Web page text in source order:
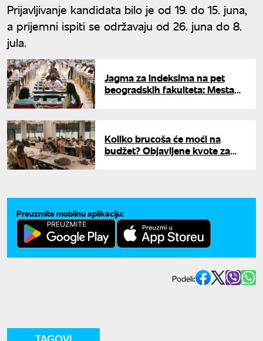
Prijavljivanje kandidata bilo je od 19. do 15. juna,
a prijemni ispiti se održavaju od 26. juna do 8.
jula.
Jagma za indeksima na pet
beogradskih fakulteta: Mesta
Koliko brucoša će moći na
budžet? Objavljene kvote za
Preuzmite mobilnu aplikaciju:
Podeli: